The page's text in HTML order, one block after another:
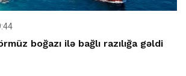
boğazı ilə bağlı razılığa gəldi